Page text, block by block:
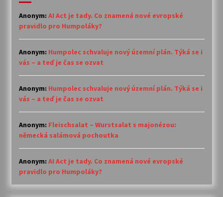
Anonym: AI Act je tady. Co znamená nové evropské
pravidlo pro Humpoláky?
Anonym: Humpolec schvaluje nový územní plán. Týká se i
vás – a teď je čas se ozvat
Anonym: Humpolec schvaluje nový územní plán. Týká se i
vás – a teď je čas se ozvat
Anonym: Fleischsalat – Wurstsalat s majonézou:
německá salámová pochoutka
Anonym: AI Act je tady. Co znamená nové evropské
pravidlo pro Humpoláky?